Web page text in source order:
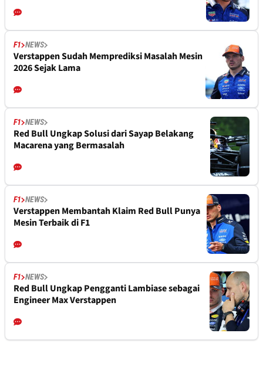
F1 NEWS
Verstappen Sudah Memprediksi Masalah Mesin
2026 Sejak Lama
F1 NEWS
Red Bull Ungkap Solusi dari Sayap Belakang
Macarena yang Bermasalah
F1 NEWS
Verstappen Membantah Klaim Red Bull Punya
Mesin Terbaik di F1
F1 NEWS
Red Bull Ungkap Pengganti Lambiase sebagai
Engineer Max Verstappen